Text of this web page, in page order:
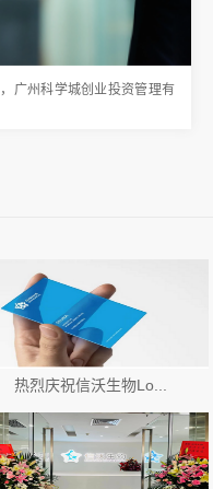
广州科学城创业投资管理有
热烈庆祝信沃生物Lo...